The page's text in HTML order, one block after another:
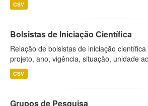
CSV
Bolsistas de Iniciação Científica
Relação de bolsistas de iniciação
projeto, ano, vigência, situação, unidade
CSV
Grupos de Pesquisa